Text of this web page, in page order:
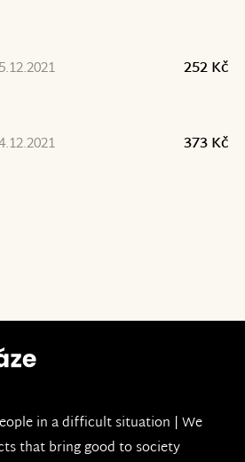
252 Kč
373 Kč
in a difficult situation | We
that bring good to society